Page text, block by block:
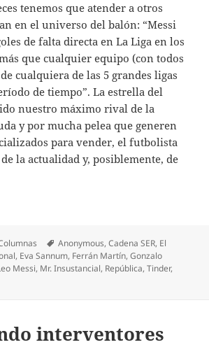
tenemos que atender a otros
en el universo del balón: “Messi
de falta directa en La Liga en los
que cualquier equipo (con todos
cualquiera de las 5 grandes ligas
de tiempo”. La estrella del
nuestro máximo rival de la
y por mucha pelea que generen
para vender, el futbolista
la actualidad y, posiblemente, de
Etiquetas
Anonymous,Cadena SER, El
, Eva Sannum, Ferrán Martín,Gonzalo
Messi, Mr. Insustancial, República,Tinder,
interventores